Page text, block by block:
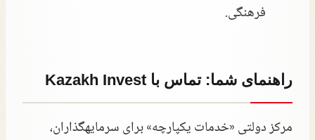
فرهنگی.
راهنمای شما: تماس با Kazakh Invest
مرکز دولتی «خدمات یکپارچه» برای سرمایهگذاران،